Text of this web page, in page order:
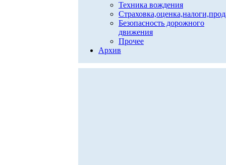
Техника вождения
Безопасность дорожного
движения
Прочее
Архив